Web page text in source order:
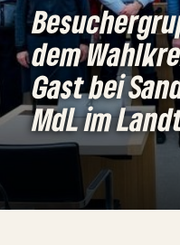
dem
Gast bei
MdL im